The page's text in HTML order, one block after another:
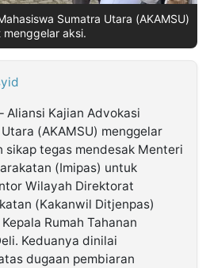
Sumatra Utara (AKAMSU)
menggelar aksi.
Aliansi Kajian Advokasi
(AKAMSU) menggelar
sikap tegas mendesak Menteri
(Imipas) untuk
Wilayah Direktorat
(Kakanwil Ditjenpas)
Rumah Tahanan
Keduanya dinilai
dugaan pembiaran